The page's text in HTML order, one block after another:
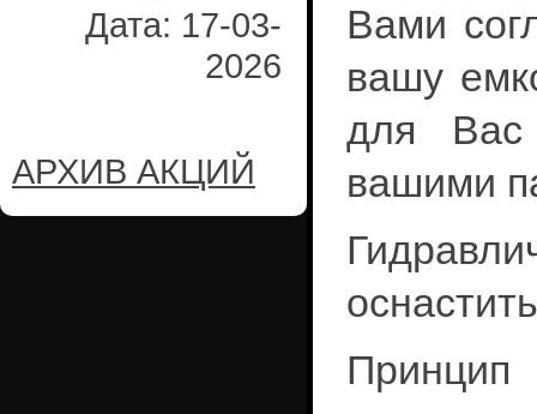
Дата: 17-03-
2026
АРХИВ АКЦИЙ
Вами
вашу
для Вас
вашими